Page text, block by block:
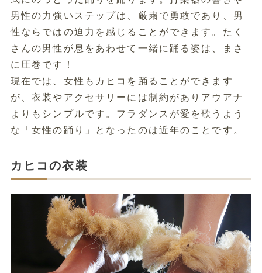
男性の力強いステップは、厳粛で勇敢であり、男
性ならではの迫力を感じることができます。たく
さんの男性が息をあわせて一緒に踊る姿は、まさ
に圧巻です！
現在では、女性もカヒコを踊ることができます
が、衣装やアクセサリーには制約がありアウアナ
よりもシンプルです。フラダンスが愛を歌うよう
な「女性の踊り」となったのは近年のことです。
カヒコの衣装